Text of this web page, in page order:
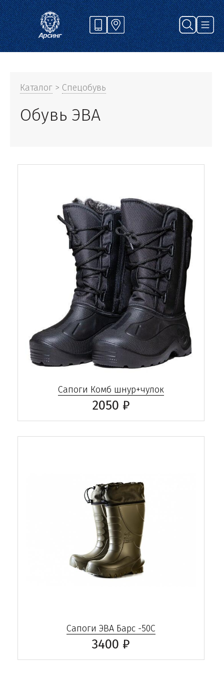
Каталог > Спецобувь
Обувь ЭВА
Сапоги Комб шнур+чулок
2050 ₽
Сапоги ЭВА Барс -50С
3400 ₽